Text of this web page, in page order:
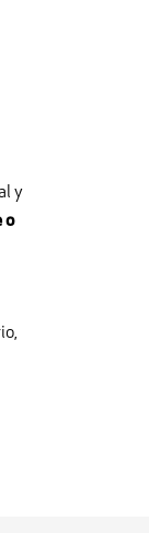
y
o